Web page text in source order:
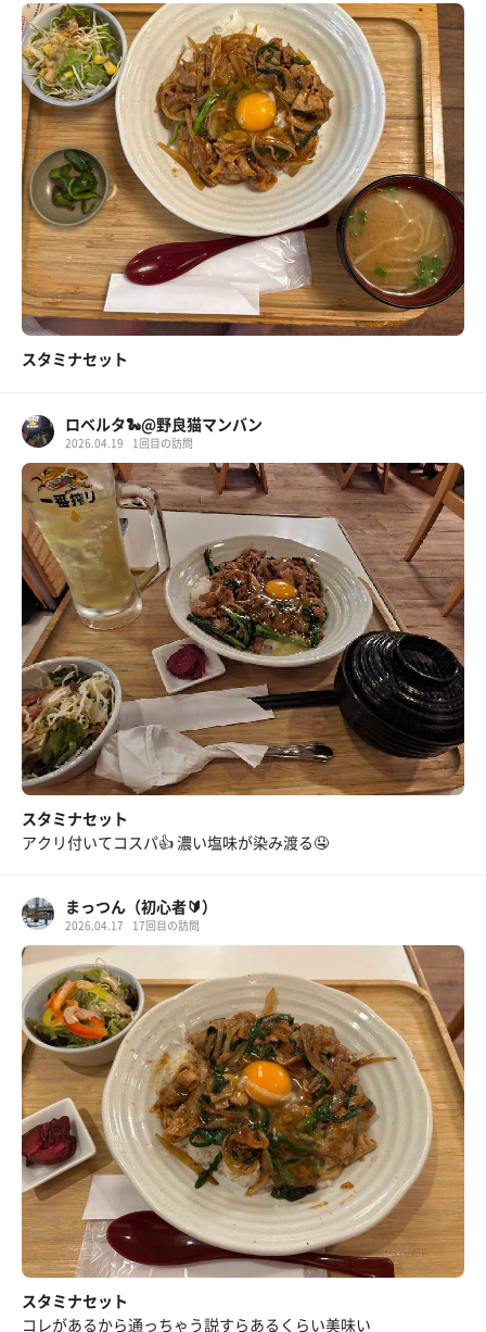
スタミナセット
ロベルタ🐍@野良猫マンバン
2026.04.19 1回目の訪問
スタミナセット
アクリ付いてコスパ👍️ 濃い塩味が染み渡る🤤
まっつん（初心者🔰）
2026.04.17 17回目の訪問
スタミナセット
コレがあるから通っちゃう説すらあるくらい美味い